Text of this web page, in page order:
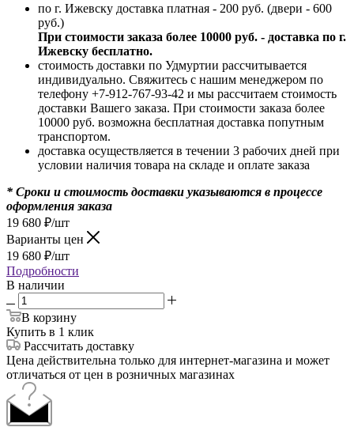
по г. Ижевску доставка платная - 200 руб. (двери - 600
руб.)
При стоимости заказа более 10000 руб. - доставка по г.
Ижевску бесплатно.
стоимость доставки по Удмуртии рассчитывается
индивидуально. Свяжитесь с нашим менеджером по
телефону +7-912-767-93-42 и мы рассчитаем стоимость
доставки Вашего заказа. При стоимости заказа более
10000 руб. возможна бесплатная доставка попутным
транспортом.
доставка осуществляется в течении 3 рабочих дней при
условии наличия товара на складе и оплате заказа
* Сроки и стоимость доставки указываются в процессе
оформления заказа
19 680 ₽/шт
Варианты цен
19 680 ₽/шт
Подробности
В наличии
В корзину
Купить в 1 клик
Рассчитать доставку
Цена действительна только для интернет-магазина и может
отличаться от цен в розничных магазинах